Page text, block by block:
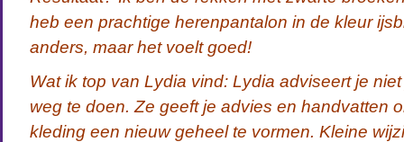
heb een prachtige herenpantalon in de kleur
anders, maar het voelt goed!
Wat ik top van Lydia vind: Lydia adviseert je
weg te doen. Ze geeft je advies en handvatten
kleding een nieuw geheel te vormen. Kleine